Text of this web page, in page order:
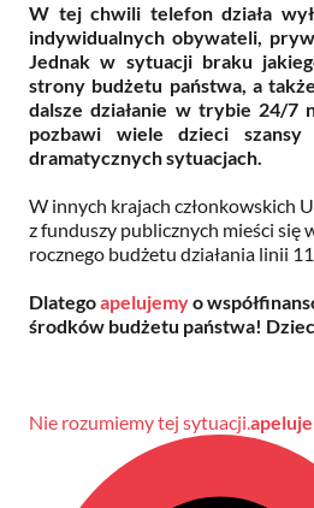
W tej chwili telefon działa
indywidualnych obywateli,
Jednak w sytuacji braku
strony budżetu państwa, a
dalsze działanie w trybie 24/7
pozbawi wiele dzieci
dramatycznych sytuacjach.
W innych krajach członkowskich
z funduszy publicznych mieści się
rocznego budżetu działania linii
Dlategoapelujemyo
środków budżetu państwa!
Nie rozumiemy tej sytuacji.